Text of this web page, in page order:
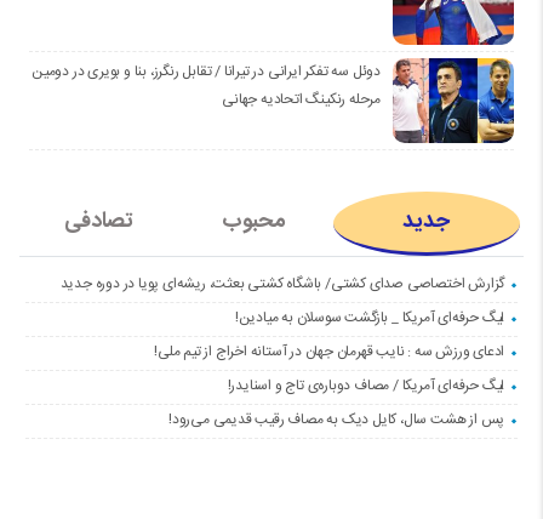
دوئل سه تفکر ایرانی در تیرانا / تقابل رنگرز، بنا و بویری در دومین
مرحله رنکینگ اتحادیه جهانی
جدید محبوب تصادفی
گزارش اختصاصی صدای کشتی/ باشگاه کشتی بعثت، ریشه‌ای پویا در دوره جدید
لیگ حرفه‌ای آمریکا _ بازگشت سوسلان به میادین!
ادعای ورزش سه : نایب قهرمان جهان در آستانه اخراج از تیم ملی!
لیگ حرفه‌ای آمریکا / مصاف دوباره‌ی تاج و اسنایدر!
پس از هشت سال، کایل دیک به مصاف رقیب قدیمی می‌رود!